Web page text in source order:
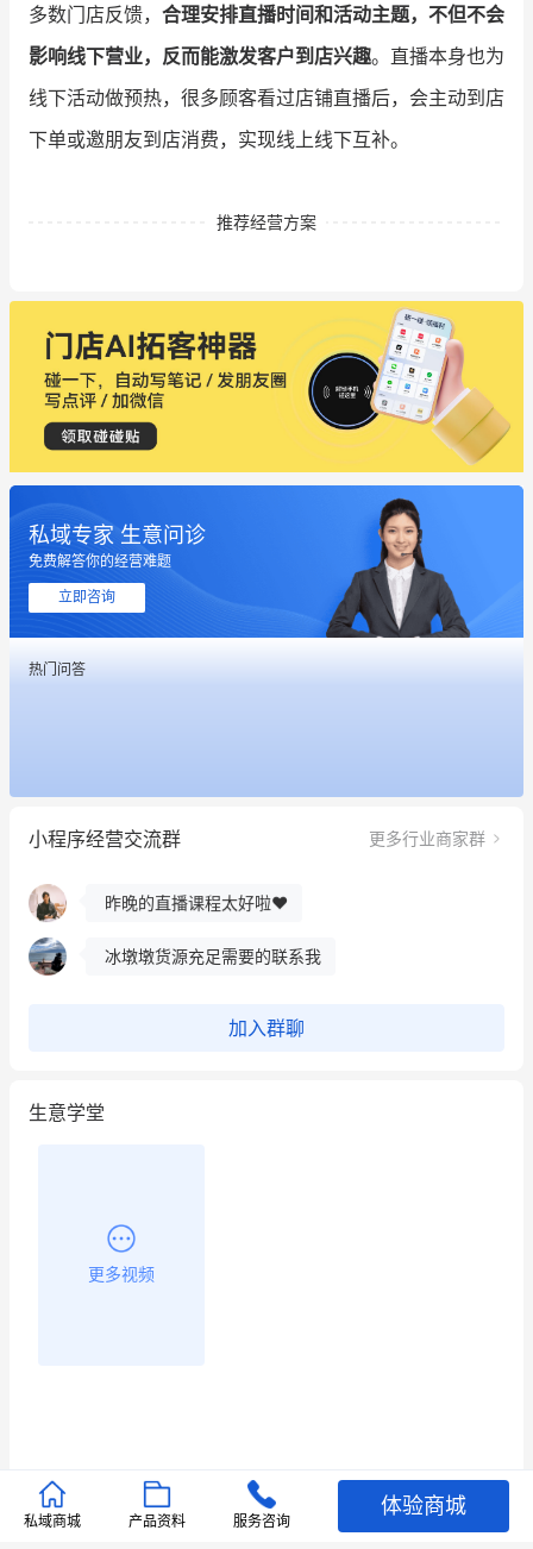
多数门店反馈， 合理安排直播时间和活动主题，不但不会
影响线下营业，反而能激发客户到店兴趣。直播本身也为
线下活动做预热，很多顾客看过店铺直播后，会主动到店
下单或邀朋友到店消费，实现线上线下互补。
推荐经营方案
私域专家 生意问诊
免费解答你的经营难题
立即咨询
热门问答
小程序经营交流群 更多行业商家群
用有赞就能在微信、小红书同时经营了
餐饮也得靠私域和服务提高竞争力
昨晚的直播课程太好啦❤️
冰墩墩货源充足需要的联系我
加入群聊
生意学堂
更多视频
推荐文章
私域商城 产品资料 服务咨询
体验商城